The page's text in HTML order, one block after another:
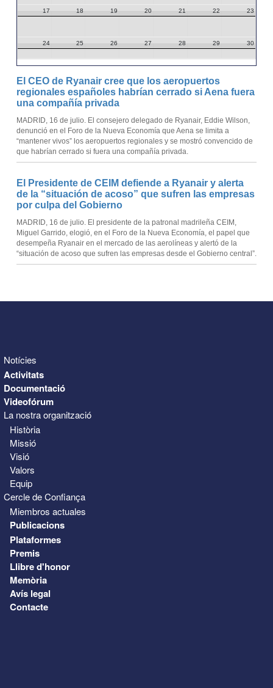
17 18 19 20 21 22 23
24 25 26 27 28 29 30
El CEO de Ryanair cree que los aeropuertos
regionales españoles habrían cerrado si Aena fuera
una compañía privada
MADRID, 16 de julio. El consejero delegado de Ryanair, Eddie Wilson,
denunció en el Foro de la Nueva Economía que Aena se limita a
“mantener vivos” los aeropuertos regionales y se mostró convencido de
que habrían cerrado si fuera una compañía privada.
El Presidente de CEIM defiende a Ryanair y alerta
de la “situación de acoso” que sufren las empresas
por culpa del Gobierno
MADRID, 16 de julio. El presidente de la patronal madrileña CEIM,
Miguel Garrido, elogió, en el Foro de la Nueva Economía, el papel que
desempeña Ryanair en el mercado de las aerolíneas y alertó de la
“situación de acoso que sufren las empresas desde el Gobierno central”.
Notícies
Activitats
Documentació
Videofórum
La nostra organització
Història
Missió
Visió
Valors
Equip
Cercle de Confiança
Miembros actuales
Publicacions
Plataformes
Premis
Llibre d'honor
Memòria
Avís legal
Contacte